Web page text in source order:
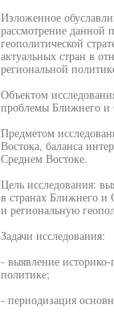
Изложенное
рассмотрение данной
геополитической
актуальных стран в
региональной
Объектом
проблемы Ближнего и
Предметом
Востока, баланса
Среднем Востоке.
Цель исследования:
в странах Ближнего и
и региональную
Задачи исследования:
- выявление
политике;
- периодизация